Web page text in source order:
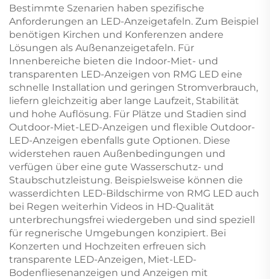
Bestimmte Szenarien haben spezifische
Anforderungen an LED-Anzeigetafeln. Zum Beispiel
benötigen Kirchen und Konferenzen andere
Lösungen als Außenanzeigetafeln. Für
Innenbereiche bieten die Indoor-Miet- und
transparenten LED-Anzeigen von RMG LED eine
schnelle Installation und geringen Stromverbrauch,
liefern gleichzeitig aber lange Laufzeit, Stabilität
und hohe Auflösung. Für Plätze und Stadien sind
Outdoor-Miet-LED-Anzeigen und flexible Outdoor-
LED-Anzeigen ebenfalls gute Optionen. Diese
widerstehen rauen Außenbedingungen und
verfügen über eine gute Wasserschutz- und
Staubschutzleistung. Beispielsweise können die
wasserdichten LED-Bildschirme von RMG LED auch
bei Regen weiterhin Videos in HD-Qualität
unterbrechungsfrei wiedergeben und sind speziell
für regnerische Umgebungen konzipiert. Bei
Konzerten und Hochzeiten erfreuen sich
transparente LED-Anzeigen, Miet-LED-
Bodenfliesenanzeigen und Anzeigen mit